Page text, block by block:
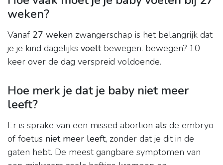
weken?
Vanaf 27 weken zwangerschap is het belangrijk dat
je je kind dagelijks voeltbewegen. bewegen? 10
keer over de dag verspreid voldoende.
Hoe merk je dat je baby niet meer
leeft?
Er is sprake van een missed abortion als de embryo
of foetus niet meer leeft, zonder dat je dit in de
gaten hebt. De meest gangbare symptomen van